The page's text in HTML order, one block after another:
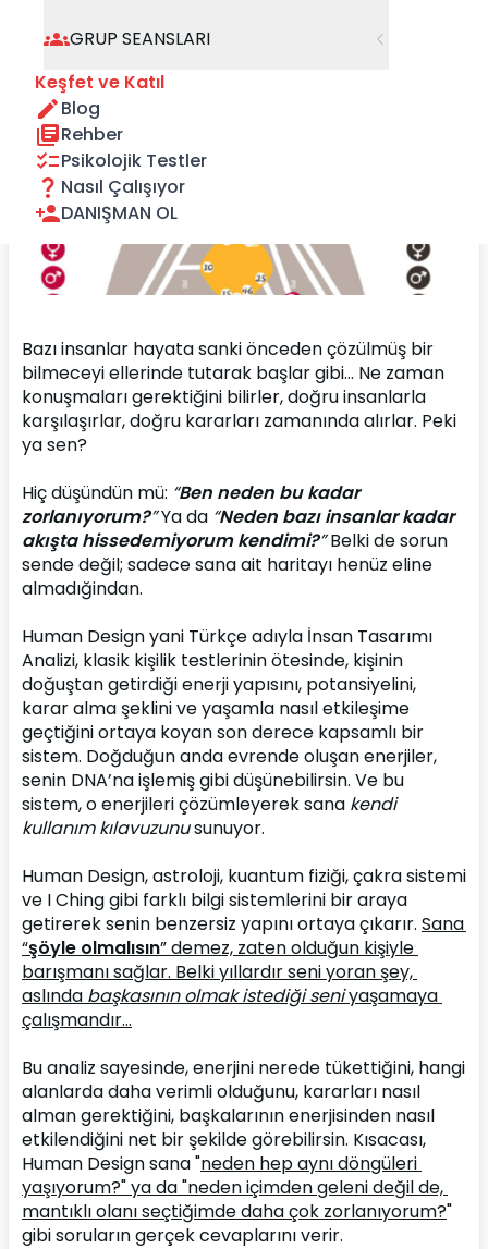
GRUP SEANSLARI
Keşfet ve Katıl
Blog
Rehber
Psikolojik Testler
Nasıl Çalışıyor
DANIŞMAN OL
Bazı insanlar hayata sanki önceden çözülmüş bir
bilmeceyi ellerinde tutarak başlar gibi… Ne zaman
konuşmaları gerektiğini bilirler, doğru insanlarla
karşılaşırlar, doğru kararları zamanında alırlar. Peki
ya sen?
Hiç düşündün mü: “Ben neden bu kadar
zorlanıyorum?” Ya da “Neden bazı insanlar kadar
akışta hissedemiyorum kendimi?” Belki de sorun
sende değil; sadece sana ait haritayı henüz eline
almadığindan.
Human Design yani Türkçe adıyla İnsan Tasarımı
Analizi, klasik kişilik testlerinin ötesinde, kişinin
doğuştan getirdiği enerji yapısını, potansiyelini,
karar alma şeklini ve yaşamla nasıl etkileşime
geçtiğini ortaya koyan son derece kapsamlı bir
sistem. Doğduğun anda evrende oluşan enerjiler,
senin DNA’na işlemiş gibi düşünebilirsin. Ve bu
sistem, o enerjileri çözümleyerek sana kendi
kullanım kılavuzunu sunuyor.
Human Design, astroloji, kuantum fiziği, çakra sistemi
ve I Ching gibi farklı bilgi sistemlerini bir araya
getirerek senin benzersiz yapını ortaya çıkarır. Sana
“şöyle olmalısın” demez, zaten olduğun kişiyle
barışmanı sağlar. Belki yıllardır seni yoran şey,
aslında başkasının olmak istediği seni yaşamaya
çalışmandır…
Bu analiz sayesinde, enerjini nerede tükettiğini, hangi
alanlarda daha verimli olduğunu, kararları nasıl
alman gerektiğini, başkalarının enerjisinden nasıl
etkilendiğini net bir şekilde görebilirsin. Kısacası,
Human Design sana "neden hep aynı döngüleri
yaşıyorum?" ya da "neden içimden geleni değil de,
mantıklı olanı seçtiğimde daha çok zorlanıyorum?"
gibi soruların gerçek cevaplarını verir.